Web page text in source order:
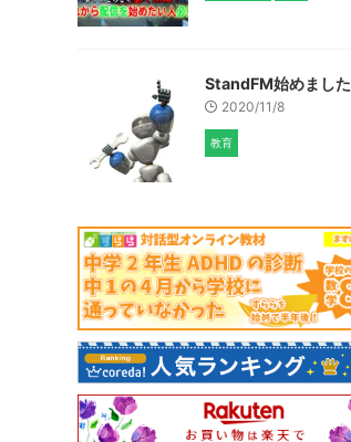
StandFM始めました
2020/11/8
教育